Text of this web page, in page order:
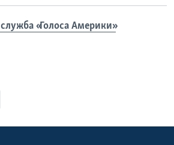
«Голоса Америки»